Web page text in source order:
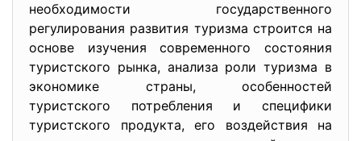
необходимости государственного
регулирования развития туризма строится на
основе изучения современного состояния
туристского рынка, анализа роли туризма в
экономике страны, особенностей
туристского потребления и специфики
туристского продукта, его воздействия на